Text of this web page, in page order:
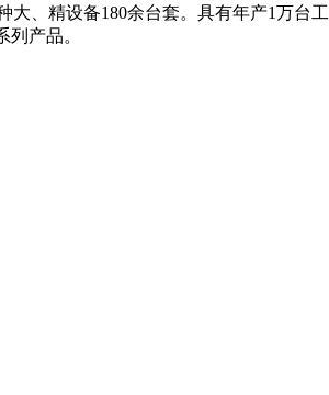
、精设备180余台套。具有年产1万台
产品。